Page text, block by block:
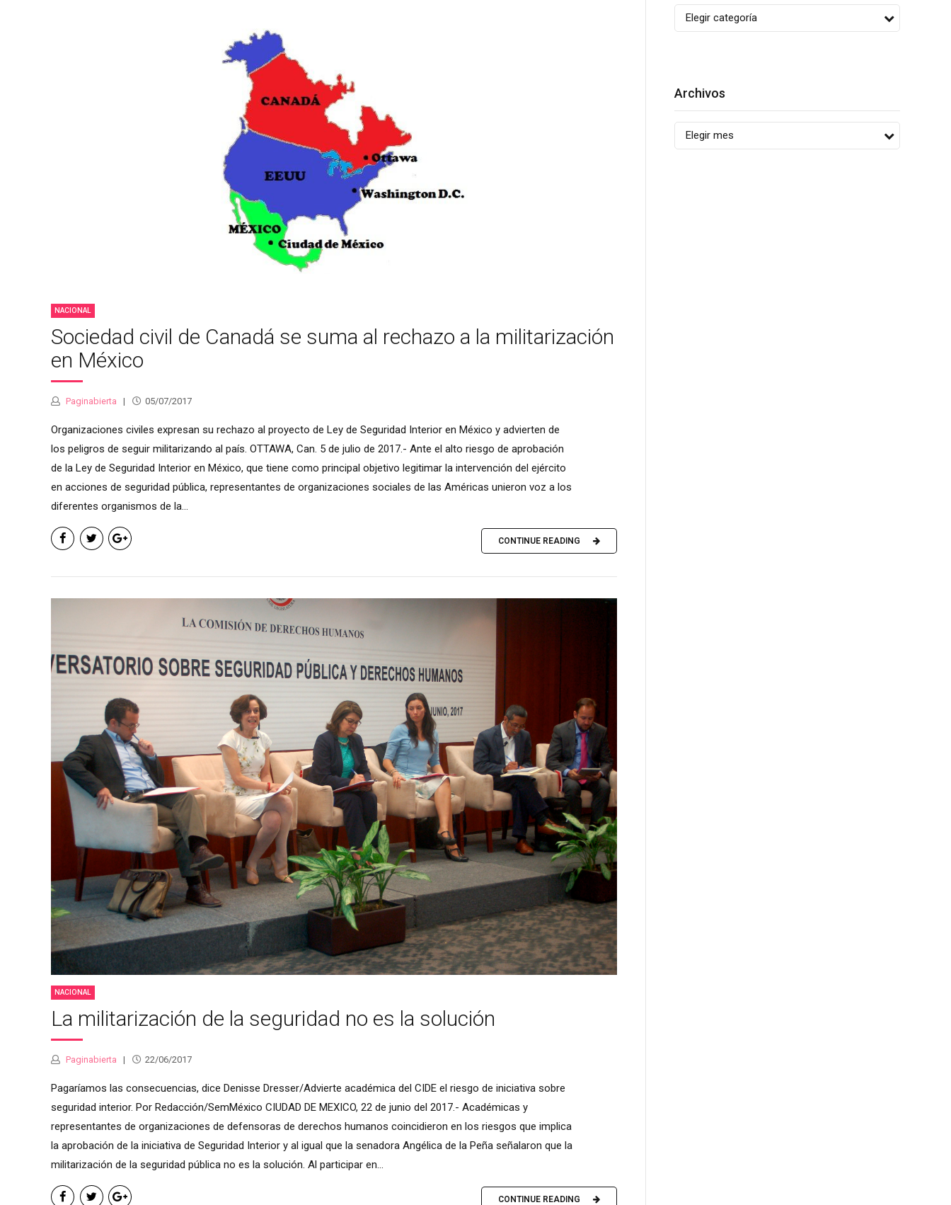
NACIONAL
Sociedad civil de Canadá se suma al rechazo a la militarización
en México
Paginabierta 05/07/2017
Organizaciones civiles expresan su rechazo al proyecto de Ley de Seguridad Interior en México y advierten de
los peligros de seguir militarizando al país. OTTAWA, Can. 5 de julio de 2017.- Ante el alto riesgo de aprobación
de la Ley de Seguridad Interior en México, que tiene como principal objetivo legitimar la intervención del ejército
en acciones de seguridad pública, representantes de organizaciones sociales de las Américas unieron voz a los
diferentes organismos de la...
CONTINUE READING
NACIONAL
La militarización de la seguridad no es la solución
Paginabierta 22/06/2017
Pagaríamos las consecuencias, dice Denisse Dresser/Advierte académica del CIDE el riesgo de iniciativa sobre
seguridad interior. Por Redacción/SemMéxico CIUDAD DE MEXICO, 22 de junio del 2017.- Académicas y
representantes de organizaciones de defensoras de derechos humanos coincidieron en los riesgos que implica
la aprobación de la iniciativa de Seguridad Interior y al igual que la senadora Angélica de la Peña señalaron que la
militarización de la seguridad pública no es la solución. Al participar en...
CONTINUE READING
Elegir categoría
Archivos
Elegir mes